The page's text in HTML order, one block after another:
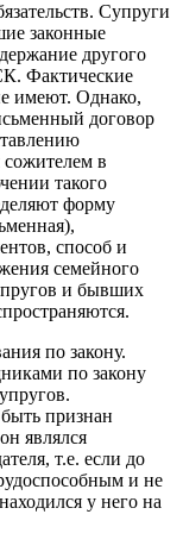
Супруги
законные
другого
Фактические
имеют. Однако,
договор
в
такого
форму
способ и
семейного
и бывших
по закону.
по закону
признан
являлся
т.е. если до
и не
у него на